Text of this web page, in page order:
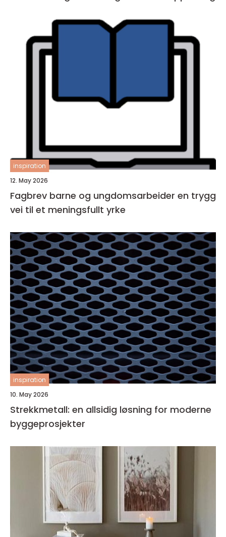
inspiration
12. May 2026
Fagbrev barne og ungdomsarbeider en trygg
vei til et meningsfullt yrke
inspiration
10. May 2026
Strekkmetall: en allsidig løsning for moderne
byggeprosjekter